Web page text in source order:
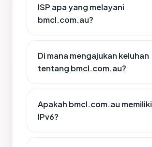
ISP apa yang melayani
bmcl.com.au?
Di mana mengajukan keluhan
tentang bmcl.com.au?
Apakah bmcl.com.au memiliki
IPv6?